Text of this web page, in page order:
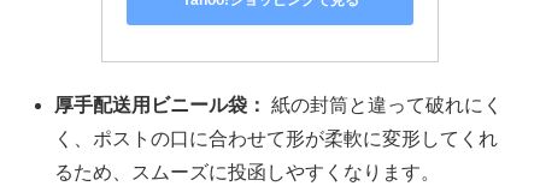
厚手配送用ビニール袋： 紙の封筒と違って破れにく
く、ポストの口に合わせて形が柔軟に変形してくれ
るため、スムーズに投函しやすくなります。